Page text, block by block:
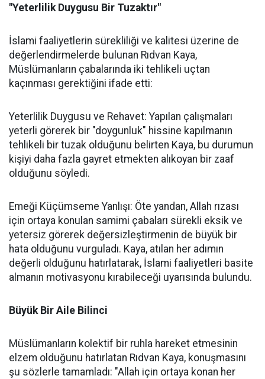
"Yeterlilik Duygusu Bir Tuzaktır"
İslami faaliyetlerin sürekliliği ve kalitesi üzerine de
değerlendirmelerde bulunan Rıdvan Kaya,
Müslümanların çabalarında iki tehlikeli uçtan
kaçınması gerektiğini ifade etti:
Yeterlilik Duygusu ve Rehavet: Yapılan çalışmaları
yeterli görerek bir "doygunluk" hissine kapılmanın
tehlikeli bir tuzak olduğunu belirten Kaya, bu durumun
kişiyi daha fazla gayret etmekten alıkoyan bir zaaf
olduğunu söyledi.
Emeği Küçümseme Yanlışı: Öte yandan, Allah rızası
için ortaya konulan samimi çabaları sürekli eksik ve
yetersiz görerek değersizleştirmenin de büyük bir
hata olduğunu vurguladı. Kaya, atılan her adımın
değerli olduğunu hatırlatarak, İslami faaliyetleri basite
almanın motivasyonu kırabileceği uyarısında bulundu.
Büyük Bir Aile Bilinci
Müslümanların kolektif bir ruhla hareket etmesinin
elzem olduğunu hatırlatan Rıdvan Kaya, konuşmasını
şu sözlerle tamamladı: "Allah için ortaya konan her